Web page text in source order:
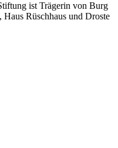
ist Trägerin von Burg
Rüschhaus und Droste